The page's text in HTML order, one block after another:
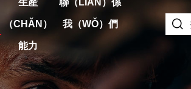
生產
（CHǍN）
能力
聯（LIÁN）係
我（WǑ）們